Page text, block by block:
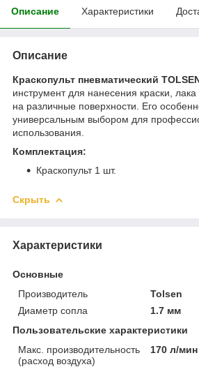
Описание Характеристики
Описание
Краскопульт пневматический
инструмент для нанесения краски,
на различные поверхности. Его
универсальным выбором для
использования.
Комплектация:
Краскопульт 1 шт.
Скрыть
Характеристики
Основные
Производитель
Tolsen
Диаметр сопла
1.7 мм
Пользовательские характеристики
Макс. производительность
(расход воздуха)
170 л/мин